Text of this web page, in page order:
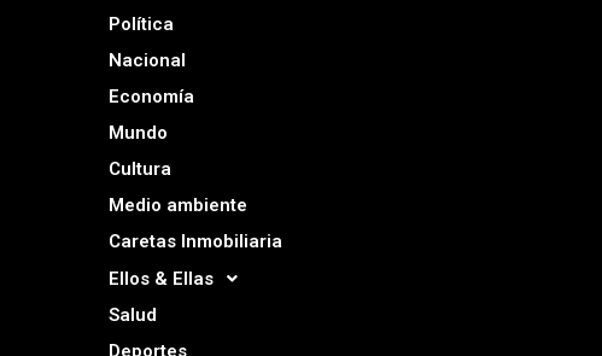
Política
Nacional
Economía
Mundo
Cultura
Medio ambiente
Caretas Inmobiliaria
Ellos & Ellas
Salud